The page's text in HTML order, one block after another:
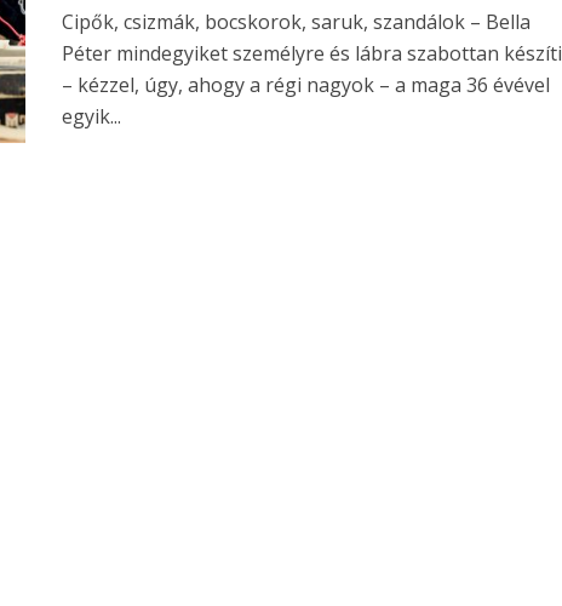
Cipők, csizmák, bocskorok, saruk, szandálok – Bella
Péter mindegyiket személyre és lábra szabottan készíti
– kézzel, úgy, ahogy a régi nagyok – a maga 36 évével
egyik...